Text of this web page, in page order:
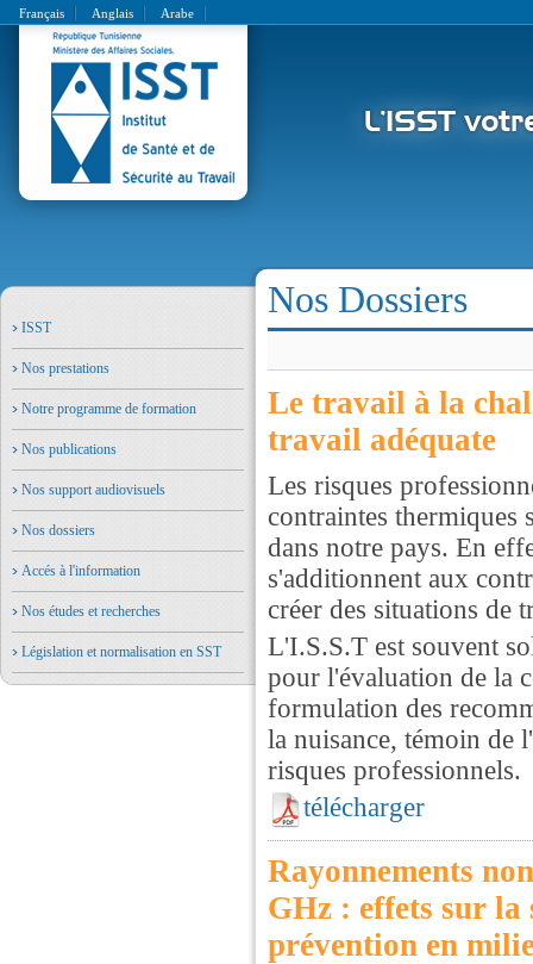
Français Anglais Arabe
ISST
Nos prestations
Notre programme de formation
Nos publications
Nos support audiovisuels
Nos dossiers
Accés à l'information
Nos études et recherches
Législation et normalisation en SST
Nos Dossiers
Le travail à la
travail adéquate
Les risques
contraintes thermiques
dans notre pays. En
s'additionnent aux
créer des situations de
L'I.S.S.T est souvent
pour l'évaluation de la
formulation des
la nuisance, témoin de
risques professionnels.
télécharger
Rayonnements
GHz : effets sur la
prévention en